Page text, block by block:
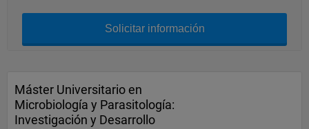
Solicitar información
Máster Universitario en
Microbiología y Parasitología:
Investigación y Desarrollo